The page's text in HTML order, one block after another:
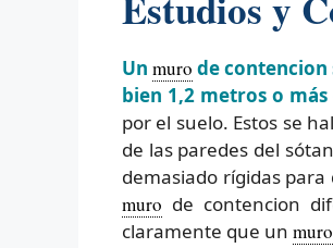
Unmuro de contencion
bien 1,2 metros o
por el suelo. Estos se
de las paredes del
demasiado rígidas
muro de contencion
claramente que un muro